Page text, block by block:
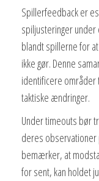
Spillerfeedback er
spiljusteringer under
blandt spillerne for
ikke gør. Denne
identificere områder
taktiske ændringer.
Under timeouts bør
deres observationer
bemærker, at
for sent, kan holdet